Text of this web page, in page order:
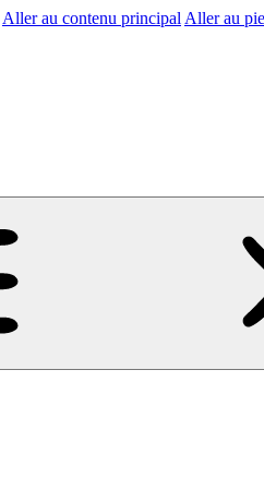
Aller au contenu principal Aller au